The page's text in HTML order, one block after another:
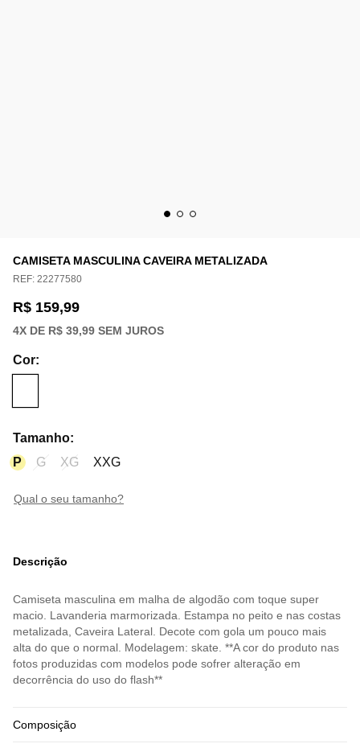
CAMISETA MASCULINA CAVEIRA METALIZADA
REF: 22277580
R$ 159,99
4X DE R$ 39,99 SEM JUROS
Cor:
Tamanho:
P
G XG XXG
qual o seu tamanho?
Descrição
Camiseta masculina em malha de algodão com toque super
macio. Lavanderia marmorizada. Estampa no peito e nas costas
metalizada, Caveira Lateral. Decote com gola um pouco mais
alta do que o normal. Modelagem: skate. **A cor do produto nas
fotos produzidas com modelos pode sofrer alteração em
decorrência do uso do flash**
Composição